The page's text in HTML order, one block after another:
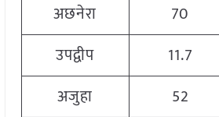
अछनेरा
70
उपद्वीप
11.7
अजुहा
52